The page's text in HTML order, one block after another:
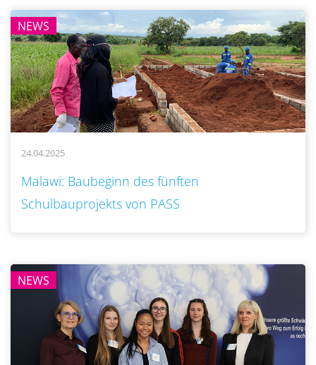
NEWS
24.04.2025
Malawi: Baubeginn des fünften
Schulbauprojekts von PASS
NEWS